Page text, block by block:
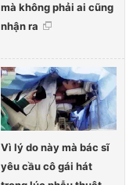
mà không phải ai cũng
nhận ra
Vì lý do này mà bác sĩ
yêu cầu cô gái hát